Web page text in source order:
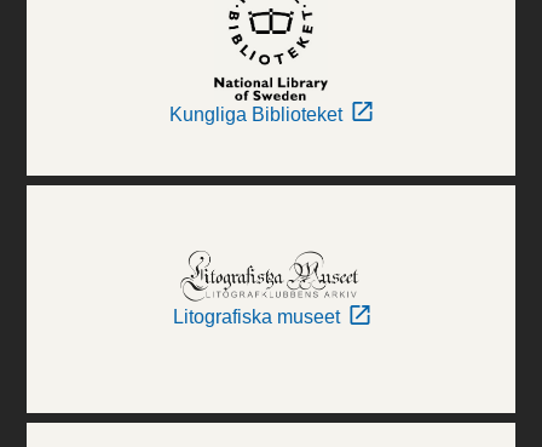
Kungliga Biblioteket
Litografiska museet